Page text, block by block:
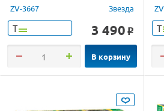
ZV-3667 Звезда
Т 3 490 o
В корзину
Т